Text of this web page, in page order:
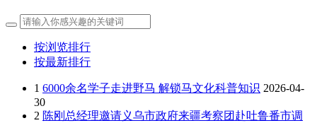
按浏览排行
按最新排行
1 6000余名学子走进野马 解锁马文化科普知识 2026-04-
30
2 陈刚总经理邀请义乌市政府来疆考察团赴吐鲁番市调